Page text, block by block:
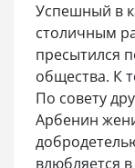
Успешный в
столичным
пресытился
общества. К
По совету
Арбенин
влюбляется